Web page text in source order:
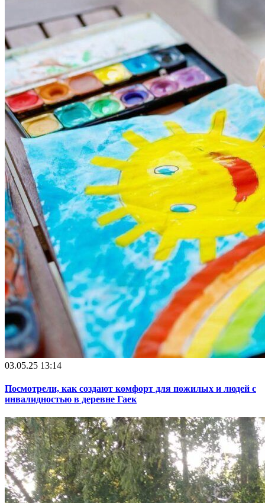
03.05.25 13:14
Посмотрели, как создают комфорт для пожилых и людей с
инвалидностью в деревне Гаек